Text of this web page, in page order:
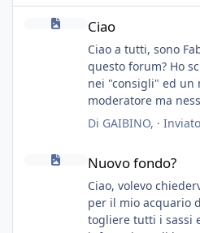
Ciao
Ciao a tutti, sono
questo forum? Ho
nei "consigli" ed un
moderatore ma
chissà... speravo in
Di GAIBINO, ·
Nuovo fondo?
Nuovo fondo?
Ciao, volevo
per il mio acquario
togliere tutti i sassi